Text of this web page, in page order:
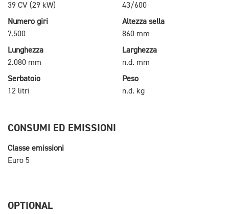
39 CV (29 kW)
43/600
Numero giri
7.500
Altezza sella
860 mm
Lunghezza
2.080 mm
Larghezza
n.d. mm
Serbatoio
12 litri
Peso
n.d. kg
CONSUMI ED EMISSIONI
Classe emissioni
Euro 5
OPTIONAL